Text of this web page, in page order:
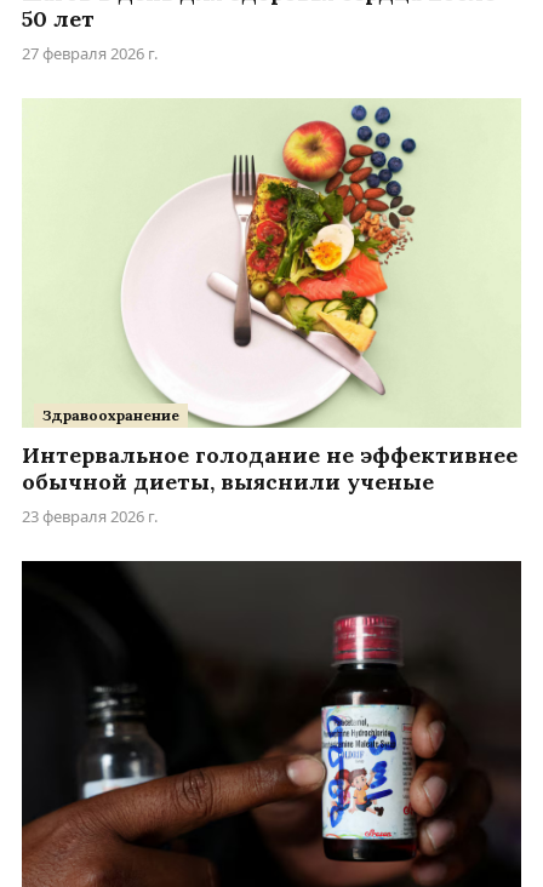
50 лет
27 февраля 2026 г.
Здравоохранение
Интервальное голодание не эффективнее
обычной диеты, выяснили ученые
23 февраля 2026 г.